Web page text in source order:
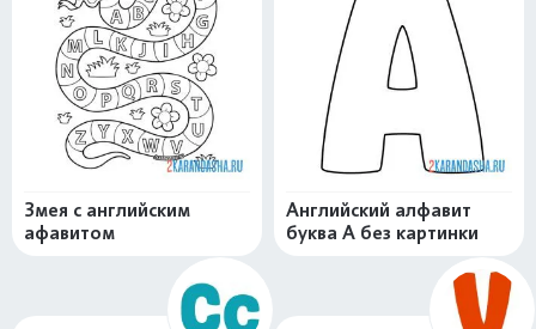
Змея с английским
афавитом
Английский алфавит
буква А без картинки